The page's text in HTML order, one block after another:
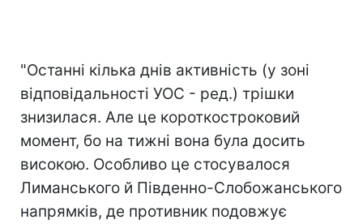
"Останні кілька днів активність (у зоні
відповідальності УОС - ред.) трішки
знизилася. Але це короткостроковий
момент, бо на тижні вона була досить
високою. Особливо це стосувалося
Лиманського й Південно-Слобожанського
напрямків, де противник подовжує